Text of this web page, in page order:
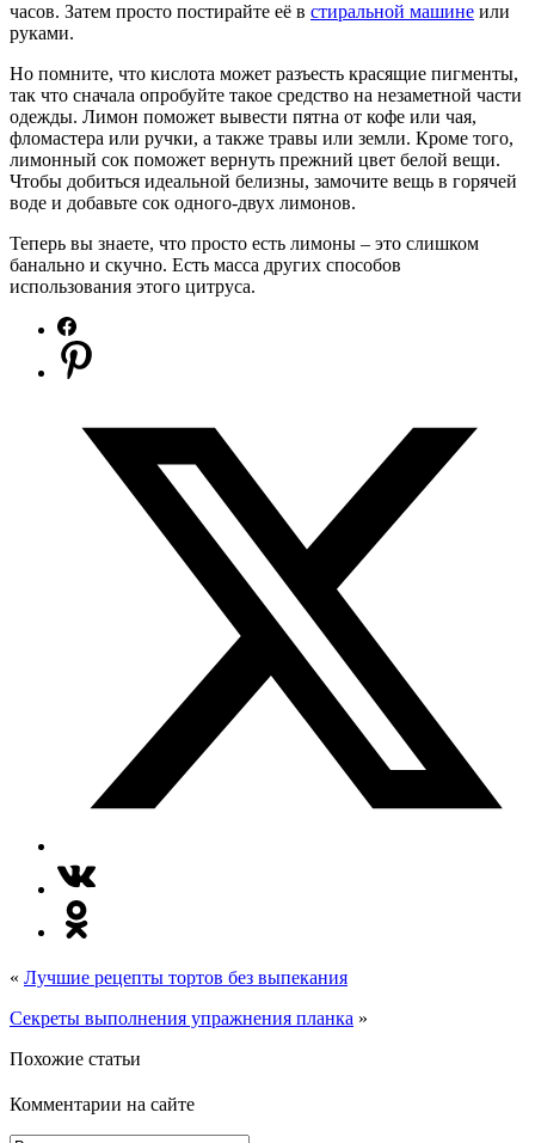
часов. Затем просто постирайте её в стиральной машине или
руками.
Но помните, что кислота может разъесть красящие пигменты,
так что сначала опробуйте такое средство на незаметной части
одежды. Лимон поможет вывести пятна от кофе или чая,
фломастера или ручки, а также травы или земли. Кроме того,
лимонный сок поможет вернуть прежний цвет белой вещи.
Чтобы добиться идеальной белизны, замочите вещь в горячей
воде и добавьте сок одного-двух лимонов.
Теперь вы знаете, что просто есть лимоны – это слишком
банально и скучно. Есть масса других способов
использования этого цитруса.
« Лучшие рецепты тортов без выпекания
Секреты выполнения упражнения планка »
Похожие статьи
Комментарии на сайте